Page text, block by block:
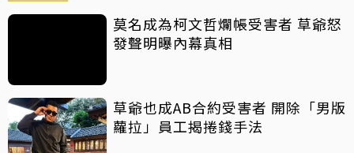
莫名成為柯文哲爛帳受害者 草爺怒
發聲明曝內幕真相
草爺也成AB合約受害者 開除「男版
蘿拉」員工揭捲錢手法